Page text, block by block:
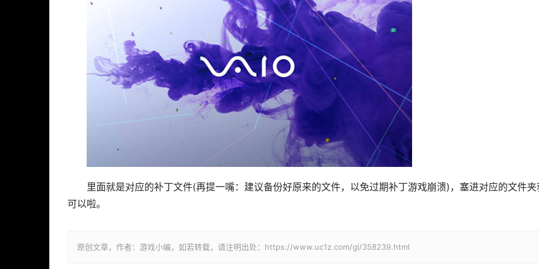
里面就是对应的补丁文件(再提一嘴：建议备份好原来的文件，以免过期补丁游戏崩溃)，塞进对应的文件夹
可以啦。
原创文章，作者：游戏小编，如若转载，请注明出处：https://www.uc1z.com/gl/358239.html